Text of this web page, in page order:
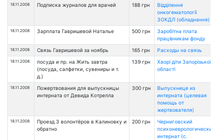
18.11.2008 Подписка журналов для врачей 188 грн
Відділення
онкогематології
ЗОКДЛ (обладнання)
18.11.2008 Зарплата Гавришевой Наталье 500 грн
Заробітна плата
працівникам фонду
18.11.2008 Связь Гавришевой за ноябрь 165 грн Расходы на связь
18.11.2008
посуда и пр. на Жить завтра
(посуда, салфетки, сувениры и т.
д.)
139 грн
Хворі діти Запорізької
області
18.11.2008
Пожертвования для выпускницы
интерната от Девида Котрелла
300 грн
Выпускнице из
интерната (целевая
помощь от
жертвователя)
18.11.2008
Проезд 3 волонтёров в Калиновку и
обратно
200 грн
Черниговский
психоневрологический
интернат (с.